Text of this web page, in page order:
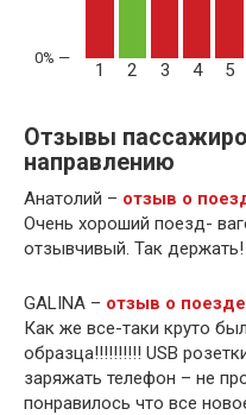
1 2 3 4 5
Отзывы
направлению
Анатолий – отзыв о
Очень хороший поезд-
отзывчивый. Так держать!
GALINA – отзыв о
Как же все-таки круто
образца!!!!!!!!!! USB
заряжать телефон – не
понравилось что все